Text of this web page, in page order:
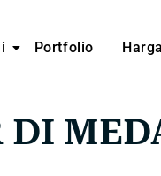
Portfolio Harga
DI